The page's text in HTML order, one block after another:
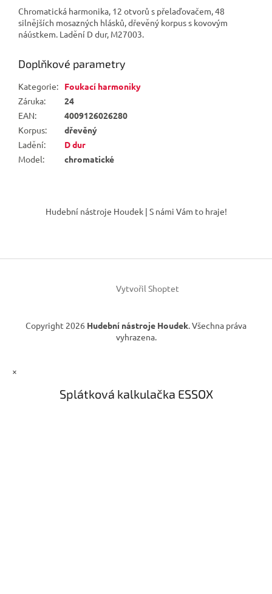
Chromatická harmonika, 12 otvorů s přelaďovačem, 48
silnějších mosazných hlásků, dřevěný korpus s kovovým
náústkem. Ladění D dur, M27003.
Doplňkové parametry
Kategorie:
Foukací harmoniky
Záruka:
24
EAN:
4009126026280
Korpus:
dřevěný
Ladění:
D dur
Model: chromatické
í
Hudební nástroje Houdek | S námi Vám to hraje!
Vytvořil Shoptet
Copyright 2026 Hudební nástroje Houdek. Všechna práva
vyhrazena.
×
Splátková kalkulačka ESSOX